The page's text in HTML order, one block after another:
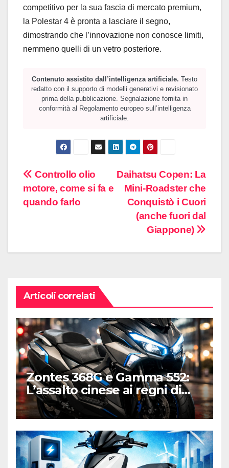
competitivo per la sua fascia di mercato premium,
la Polestar 4 è pronta a lasciare il segno,
dimostrando che l’innovazione non conosce limiti,
nemmeno quelli di un vetro posteriore.
Contenuto assistito dall’intelligenza artificiale. Testo
redatto con il supporto di modelli generativi e revisionato
prima della pubblicazione. Segnalazione fornita in
conformità al Regolamento europeo sull’intelligenza
artificiale.
Navigazione
articoli
Daihatsu Copen: La
Mini-Roadster che
Conquistò i Cuori
(anche fuori dal
Giappone)
Controllo olio
motore, come si fa e
quando farlo
Articoli correlati
Zontes 368G e Gamma 552:
L’assalto cinese ai regni di
Honda e Yamaha